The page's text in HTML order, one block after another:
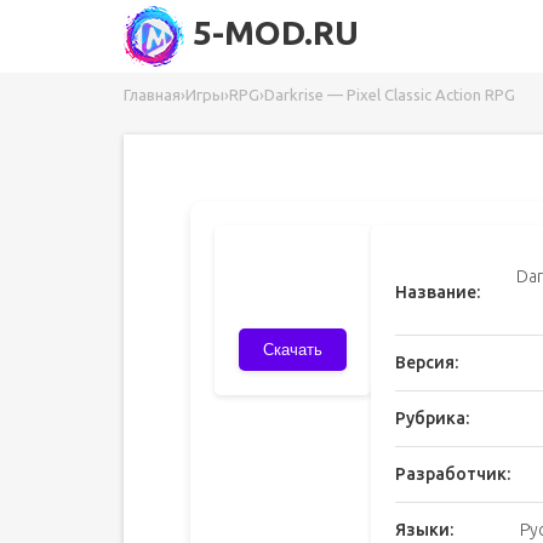
5-MOD.RU
Главная›Игры›RPG›Darkrise — Pixel Classic Action RPG
Скачать
Название:
Версия:
Рубрика:
Разработчик:
Языки: